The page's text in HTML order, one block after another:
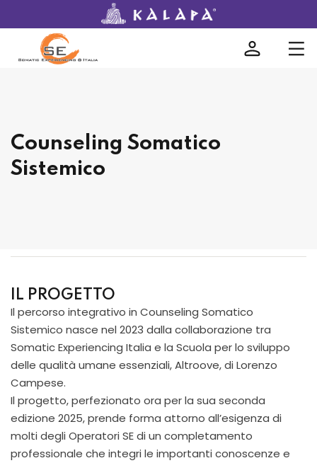
Counseling Somatico
Sistemico
IL PROGETTO
Il percorso integrativo in Counseling Somatico
Sistemico nasce nel 2023 dalla collaborazione tra
Somatic Experiencing Italia e la Scuola per lo sviluppo
delle qualità umane essenziali, Altroove, di Lorenzo
Campese.
Il progetto, perfezionato ora per la sua seconda
edizione 2025, prende forma attorno all’esigenza di
molti degli Operatori SE di un completamento
professionale che integri le importanti conoscenze e